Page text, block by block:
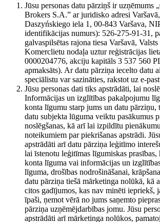
Jūsu personas datu pārziņš ir
Brokers S.A.” ar juridisko adresi
Daszyńskiego iela 1, 00-843 Varšava,
identifikācijas numurs): 526-275-91-31,
galvaspilsētas rajona tiesa Varšavā,
Komerclietu nodaļa uztur reģistrācijas
0000204776, akciju kapitāls 3 537 560
apmaksāts). Ar datu pārziņa iecelto datu
speciālistu var sazināties, rakstot uz e-
Jūsu personas dati tiks apstrādāti, lai
Informācijas un izglītības pakalpojumu
konta līgumu starp jums un datu pārziņu,
datu subjekta lūguma veiktu pasākumus
noslēgšanas, kā arī lai izpildītu
noteikumiem par piekrišanas apstrādi.
apstrādāti arī datu pārziņa leģitīmo
lai īstenotu leģitīmas līgumiskas prasības,
konta līguma vai informācijas un
līguma, drošības nodrošināšanai,
datu pārziņa tiešā mārketinga nolūkā, kā
citos gadījumos, kas nav minēti iepriekš,
īpaši, ņemot vērā no jums saņemto
pārziņa uzņēmējdarbības jomu. Jūsu
apstrādāti arī mārketinga nolūkos,